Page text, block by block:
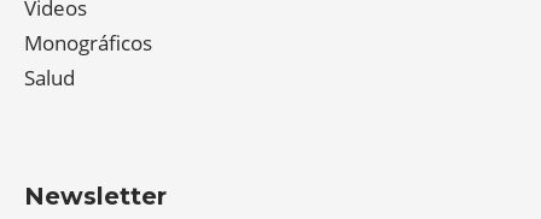
Videos
Monográficos
Salud
Newsletter